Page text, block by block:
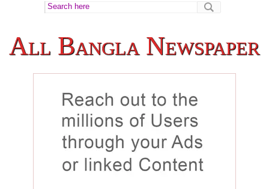
All Bangla Newspaper